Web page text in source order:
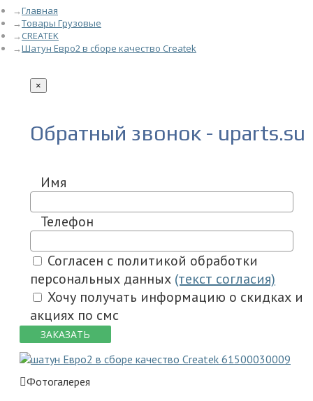
Главная
Товары Грузовые
CREATEK
Шатун Евро2 в сборе качество Createk
×
Обратный звонок - uparts.su
Имя
Телефон
Согласен с политикой обработки
персональных данных (текст согласия)
Хочу получать информацию о скидках и
акциях по смс
ЗАКАЗАТЬ
Фотогалерея